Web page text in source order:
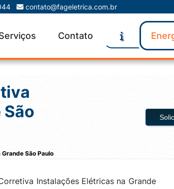
contato@fageletrica.com.br
Contato
São Paulo
Instalações Elétricas na Grande